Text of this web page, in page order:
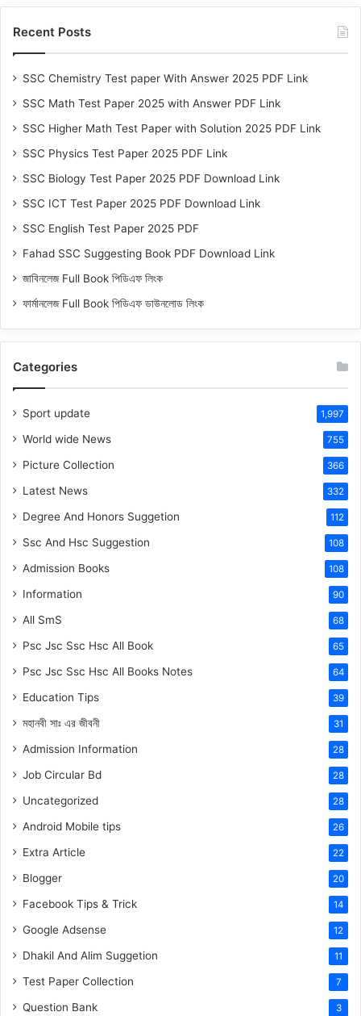
Recent Posts
SSC Chemistry Test paper With Answer 2025 PDF Link
SSC Math Test Paper 2025 with Answer PDF Link
SSC Higher Math Test Paper with Solution 2025 PDF Link
SSC Physics Test Paper 2025 PDF Link
SSC Biology Test Paper 2025 PDF Download Link
SSC ICT Test Paper 2025 PDF Download Link
SSC English Test Paper 2025 PDF
Fahad SSC Suggesting Book PDF Download Link
জাবিনলেজ Full Book পিডিএফ লিংক
ফার্মানলেজ Full Book পিডিএফ ডাউনলোড লিংক
Categories
Sport update 1,997
World wide News 755
Picture Collection 366
Latest News 332
Degree And Honors Suggetion 112
Ssc And Hsc Suggestion 108
Admission Books 108
Information 90
All SmS 68
Psc Jsc Ssc Hsc All Book 65
Psc Jsc Ssc Hsc All Books Notes 64
Education Tips 39
মহানবী সাঃ এর জীবনী 31
Admission Information 28
Job Circular Bd 28
Uncategorized 28
Android Mobile tips 26
Extra Article 22
Blogger 20
Facebook Tips & Trick 14
Google Adsense 12
Dhakil And Alim Suggetion 11
Test Paper Collection 7
Question Bank 3